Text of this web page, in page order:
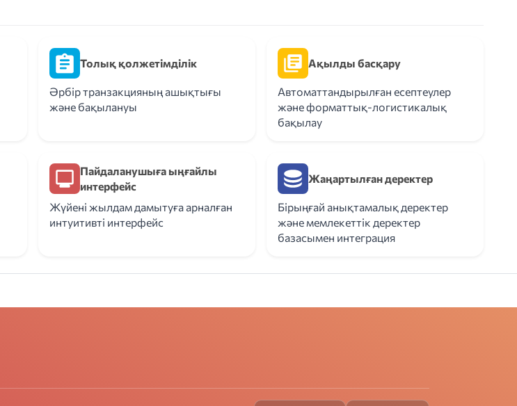
Толық қолжетімділік
Әрбір транзакцияның ашықтығы
және бақылануы
Ақылды басқару
Автоматтандырылған есептеулер
және форматтық-логистикалық
бақылау
Пайдаланушыға ыңғайлы
интерфейс
Жүйені жылдам дамытуға арналған
интуитивті интерфейс
Жаңартылған деректер
Бірыңғай анықтамалық деректер
және мемлекеттік деректер
базасымен интеграция